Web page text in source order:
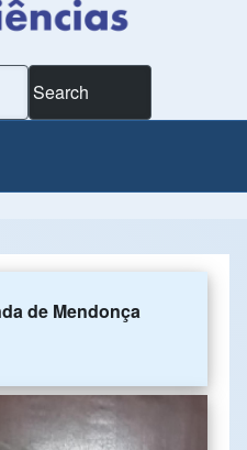
de Mendonça